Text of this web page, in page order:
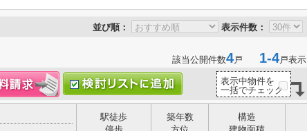
並び順： 表示件数：
該当公開件数4戸 1-4戸表示
表示中物件を
一括でチェック
駅徒歩
築年数
構造